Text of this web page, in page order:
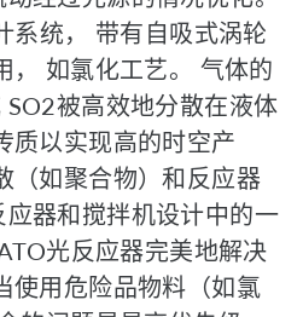
系统， 带有自吸式涡轮
， 如氯化工艺。 气体的
被高效地分散在液体
质以实现高的时空产
（如聚合物）和反应器
器和搅拌机设计中的一
光反应器完美地解决
使用危险品物料（如氯